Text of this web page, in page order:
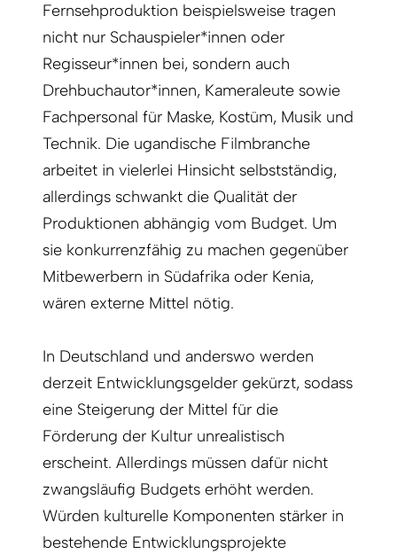
Fernsehproduktion beispielsweise tragen
nicht nur Schauspieler*innen oder
Regisseur*innen bei, sondern auch
Drehbuchautor*innen, Kameraleute sowie
Fachpersonal für Maske, Kostüm, Musik und
Technik. Die ugandische Filmbranche
arbeitet in vielerlei Hinsicht selbstständig,
allerdings schwankt die Qualität der
Produktionen abhängig vom Budget. Um
sie konkurrenzfähig zu machen gegenüber
Mitbewerbern in Südafrika oder Kenia,
wären externe Mittel nötig.
In Deutschland und anderswo werden
derzeit Entwicklungsgelder gekürzt, sodass
eine Steigerung der Mittel für die
Förderung der Kultur unrealistisch
erscheint. Allerdings müssen dafür nicht
zwangsläufig Budgets erhöht werden.
Würden kulturelle Komponenten stärker in
bestehende Entwicklungsprojekte